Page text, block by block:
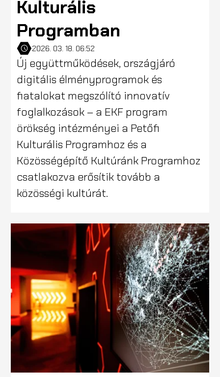
Kulturális
Programban
2026. 03. 18. 06:52
Új együttműködések, országjáró
digitális élményprogramok és
fiatalokat megszólító innovatív
foglalkozások – a EKF program
örökség intézményei a Petőfi
Kulturális Programhoz és a
Közösségépítő Kultúránk Programhoz
csatlakozva erősítik tovább a
közösségi kultúrát.